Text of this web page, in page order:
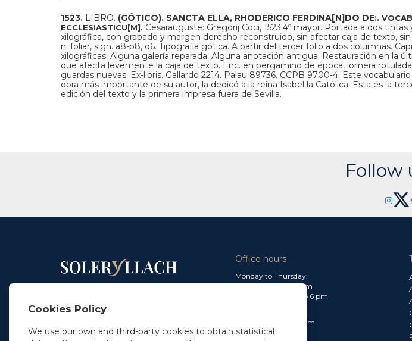
1523. LIBRO. (GÓTICO). SANCTA ELLA, RHODERICO FERDINA[N]DO DE:.
ECCLESIASTICU[M]. Cesarauguste: Gregorij Coci, 1523.4º mayor. Portada a dos tintas
xilográfica, con grabado y margen derecho reconstruido, sin afectar caja de texto,
ni foliar, sign. a8-p8, q6. Tipografía gótica. A partir del tercer folio a dos columnas.
xilográficas. Alguna galería reparada. Alguna anotación antigua. Restauración en la
que afecta levemente la caja de texto. Enc. en pergamino de época, lomera
guardas nuevas. Ex-libris. Gallardo 2214. Palau 89736. CCPB 9700-4. Este vocabulario
obra más importante de su autor, la dedicó a la reina Isabel la Católica. Esta es la
edición del texto y la primera impresa fuera de Sevilla.
Follow
info@soleryllach.com
In Barcelona
Office hours
Monday to Thursday:
From 9 am to 1.30 pm
and from 2.30 pm to 6 pm
From 8.30 am to 3 pm
Cookies Policy
We use our own and third-party cookies to obtain statistical